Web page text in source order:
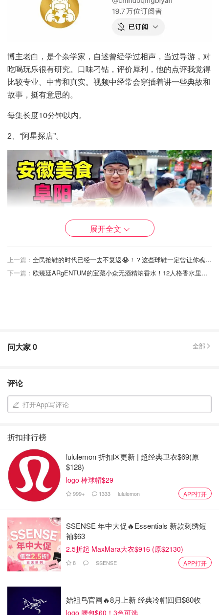
博主老白，是个杂学家，自述曾经学过相声，当过导游，对
吃喝玩乐很有研究。口味刁钻，评价犀利，他的点评我觉得
比较专业、中肯和真实。视频中经常会穿插着讲一些典故和
故事，挺有意思的。
每集长度10分钟以内。
2、“阿星探店”。
陕西博主，最早的视频是从西安和周边县城开始的，比较合
量大，评价不算专业，比较温和，对大部分餐馆的评价都是
很好吃。近两年的视频里会播放一些旅游地的风景和风土人
情。
每集长度20分钟左右。
3、“小贝饿了”。
展开全文
上一篇：
全民抢鞋的时代已经一去不复返😭！？这些球鞋一定曾让你魂牵梦萦
下一篇：
欧臻廷ARgENTUM的宝藏小众无酒精浓香水！12人格香水里有你命中注定的那支
问大家0 全部
评论
打开App写评论
折扣排行榜
lululemon 折扣区更新 | 超经典卫衣$69(原
$128)
logo 棒球帽$29
999+ 1333 lululemon APP打开
SSENSE 年中大促🔥Essentials 新款刺绣短
袖$63
2.5折起 MaxMara大衣$916 (原$2130)
8 SSENSE APP打开
始祖鸟官网🔥8月上新 经典冷帽回归$80收
logo 腰包$60！3色可选